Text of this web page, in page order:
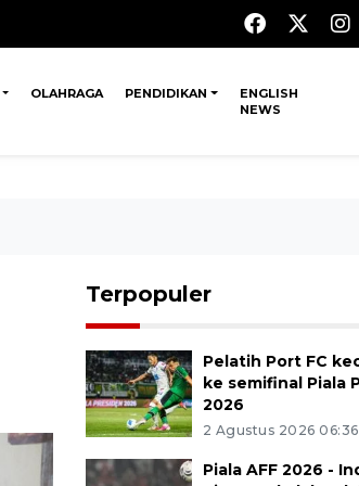
OLAHRAGA PENDIDIKAN
ENGLISH
NEWS
Terpopuler
Pelatih Port FC
ke semifinal Piala
2026
2 Agustus 2026 06:36
Piala AFF 2026 -